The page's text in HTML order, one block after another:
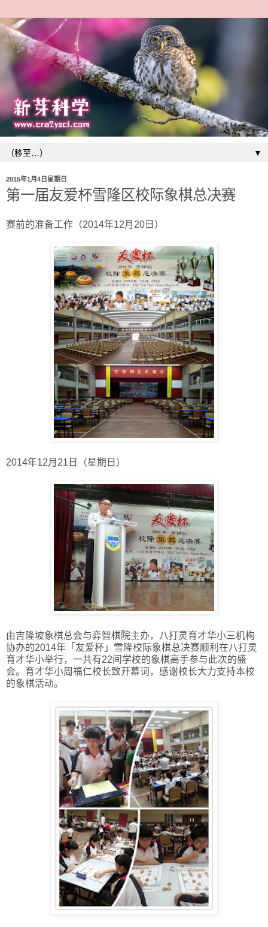
▼
2015年1月4日星期日
第一届友爱杯雪隆区校际象棋总决赛
赛前的准备工作（2014年12月20日）
2014年12月21日（星期日）
由吉隆坡象棋总会与弈智棋院主办，八打灵育才华小三机构
协办的2014年「友爱杯」雪隆校际象棋总决赛顺利在八打灵
育才华小举行，一共有22间学校的象棋高手参与此次的盛
会。 育才华小周福仁校长致开幕词，感谢校长大力支持本校
的象棋活动。